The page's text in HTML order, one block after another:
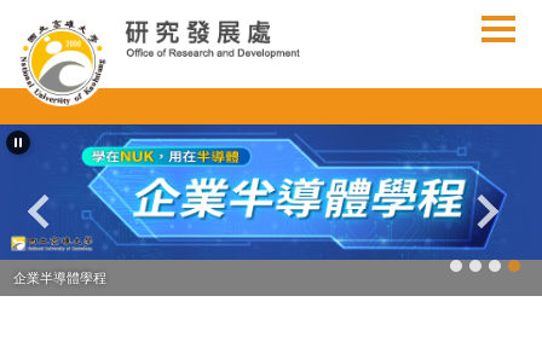
到
主
要
內
容
企業半導體學程